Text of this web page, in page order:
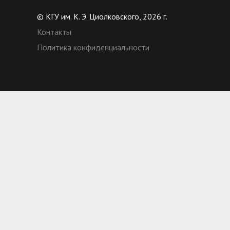
© КГУ им. К. Э. Циолковского, 2026 г.
Контакты
Политика конфиденциальности